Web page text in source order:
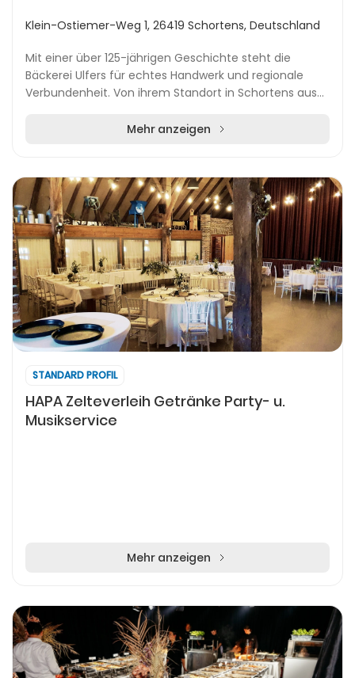
Klein-Ostiemer-Weg 1, 26419 Schortens, Deutschland
Mit einer über 125-jährigen Geschichte steht die
Bäckerei Ulfers für echtes Handwerk und regionale
Verbundenheit. Von ihrem Standort in Schortens aus
Mehr anzeigen
STANDARD PROFIL
HAPA Zelteverleih Getränke Party- u.
Musikservice
Mehr anzeigen